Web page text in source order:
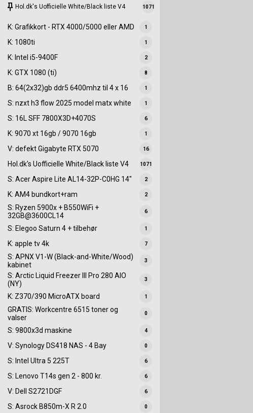
keep Hol.dk's Uofficielle White/Black liste V4 1071
K: Grafikkort - RTX 4000/5000 eller AMD 1
K: 1080ti 1
K: Intel i5-9400F 2
K: GTX 1080 (ti) 8
B: 64(2x32)gb ddr5 6400mhz til 4 x 16 1
S: nzxt h3 flow 2025 model matx white 1
S: 16L SFF 7800X3D+4070S 6
K: 9070 xt 16gb / 9070 16gb 1
V: defekt Gigabyte RTX 5070 16
Hol.dk's Uofficielle White/Black liste V4 1071
S: Acer Aspire Lite AL14-32P-C0HG 14" 2
K: AM4 bundkort+ram 2
S: Ryzen 5900x + B550WiFi +
32GB@3600CL14
6
S: Elegoo Saturn 4 + tilbehør 1
K: apple tv 4k 7
S: APNX V1-W (Black-and-White/Wood)
kabinet
3
S: Arctic Liquid Freezer III Pro 280 AIO
(NY)
3
K: Z370/390 MicroATX board 1
GRATIS: Workcentre 6515 toner og
valser
0
S: 9800x3d maskine 4
V: Synology DS418 NAS - 4 Bay 0
S: Intel Ultra 5 225T 6
S: Lenovo T14s gen 2 - 800 kr. 6
V: Dell S2721DGF 6
S: Asrock B850m-X R 2.0 0